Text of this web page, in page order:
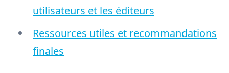
utilisateurs et les éditeurs
Ressources utiles et recommandations
finales